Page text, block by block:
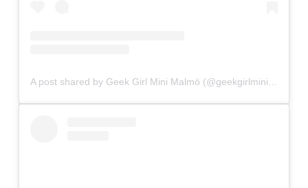
A post shared by Geek Girl Mini Malmö (@geekgirlminimo)